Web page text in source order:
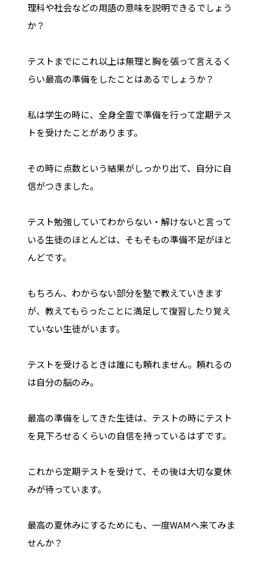
理科や社会などの用語の意味を説明できるでしょう
か？
テストまでにこれ以上は無理と胸を張って言えるく
らい最高の準備をしたことはあるでしょうか？
私は学生の時に、全身全霊で準備を行って定期テス
トを受けたことがあります。
その時に点数という結果がしっかり出て、自分に自
信がつきました。
テスト勉強していてわからない・解けないと言って
いる生徒のほとんどは、そもそもの準備不足がほと
んどです。
もちろん、わからない部分を塾で教えていきます
が、教えてもらったことに満足して復習したり覚え
ていない生徒がいます。
テストを受けるときは誰にも頼れません。頼れるの
は自分の脳のみ。
最高の準備をしてきた生徒は、テストの時にテスト
を見下ろせるくらいの自信を持っているはずです。
これから定期テストを受けて、その後は大切な夏休
みが待っています。
最高の夏休みにするためにも、一度WAMへ来てみま
せんか？